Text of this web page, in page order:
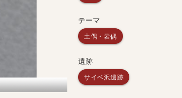
テーマ
土偶・岩偶
遺跡
サイベ沢遺跡